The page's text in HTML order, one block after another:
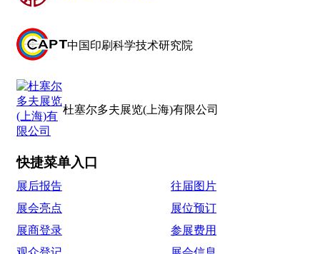
中国印刷科学技术研究院
杜塞尔多夫展览(上海)有限公司
快捷菜单入口
展后报告
往届图片
展会亮点
展位预订
展商登录
参展费用